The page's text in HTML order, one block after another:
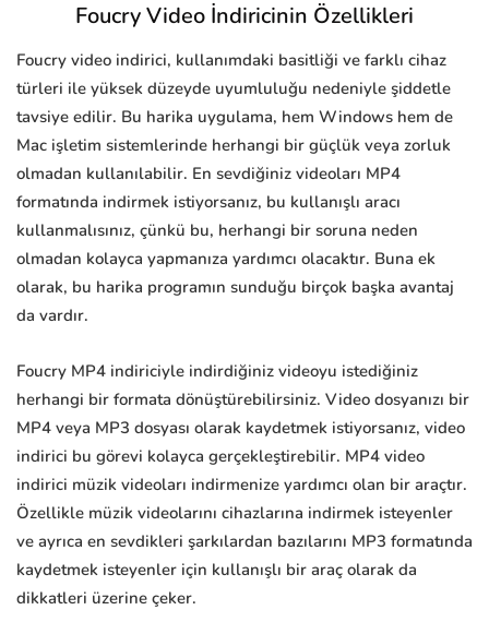
Foucry Video İndiricinin Özellikleri
Foucry video indirici, kullanımdaki basitliği ve farklı cihaz
türleri ile yüksek düzeyde uyumluluğu nedeniyle şiddetle
tavsiye edilir. Bu harika uygulama, hem Windows hem de
Mac işletim sistemlerinde herhangi bir güçlük veya zorluk
olmadan kullanılabilir. En sevdiğiniz videoları MP4
formatında indirmek istiyorsanız, bu kullanışlı aracı
kullanmalısınız, çünkü bu, herhangi bir soruna neden
olmadan kolayca yapmanıza yardımcı olacaktır. Buna ek
olarak, bu harika programın sunduğu birçok başka avantaj
da vardır.
Foucry MP4 indiriciyle indirdiğiniz videoyu istediğiniz
herhangi bir formata dönüştürebilirsiniz. Video dosyanızı bir
MP4 veya MP3 dosyası olarak kaydetmek istiyorsanız, video
indirici bu görevi kolayca gerçekleştirebilir. MP4 video
indirici müzik videoları indirmenize yardımcı olan bir araçtır.
Özellikle müzik videolarını cihazlarına indirmek isteyenler
ve ayrıca en sevdikleri şarkılardan bazılarını MP3 formatında
kaydetmek isteyenler için kullanışlı bir araç olarak da
dikkatleri üzerine çeker.